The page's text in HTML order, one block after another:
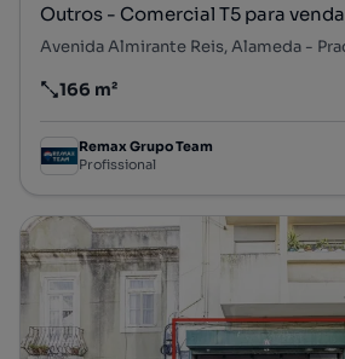
Outros - Comercial T5 para venda
Preço por metro quadrado
166 m²
Remax Grupo Team
Profissional